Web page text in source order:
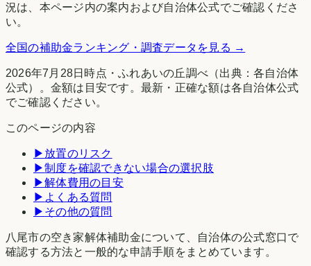
況は、本ページ内の案内および自治体公式でご確認くださ
い。
全国の補助金ランキング・調査データを見る →
2026年7月28日時点 ・ふれあいの丘調べ （出典：各自治体
公式）。金額は目安です。最新・正確な額は各自治体公式
でご確認ください。
このページの内容
▶ 放置のリスク
▶制度を確認できない場合の選択肢
▶解体費用の目安
▶ よくある質問
▶ その他の質問
八尾市の空き家解体補助金について、自治体の公式窓口で
確認する方法と一般的な申請手順をまとめています。